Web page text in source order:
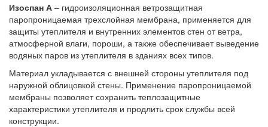
Изоспан А – гидроизоляционная ветрозащитная
паропроницаемая трехслойная мембрана, применяется для
защиты утеплителя и внутренних элементов стен от ветра,
атмосферной влаги, пороши, а также обеспечивает выведение
водяных паров из утеплителя в зданиях всех типов.
Материал укладывается с внешней стороны утеплителя под
наружной облицовкой стены. Применение паропроницаемой
мембраны позволяет сохранить теплозащитные
характеристики утеплителя и продлить срок службы всей
конструкции.